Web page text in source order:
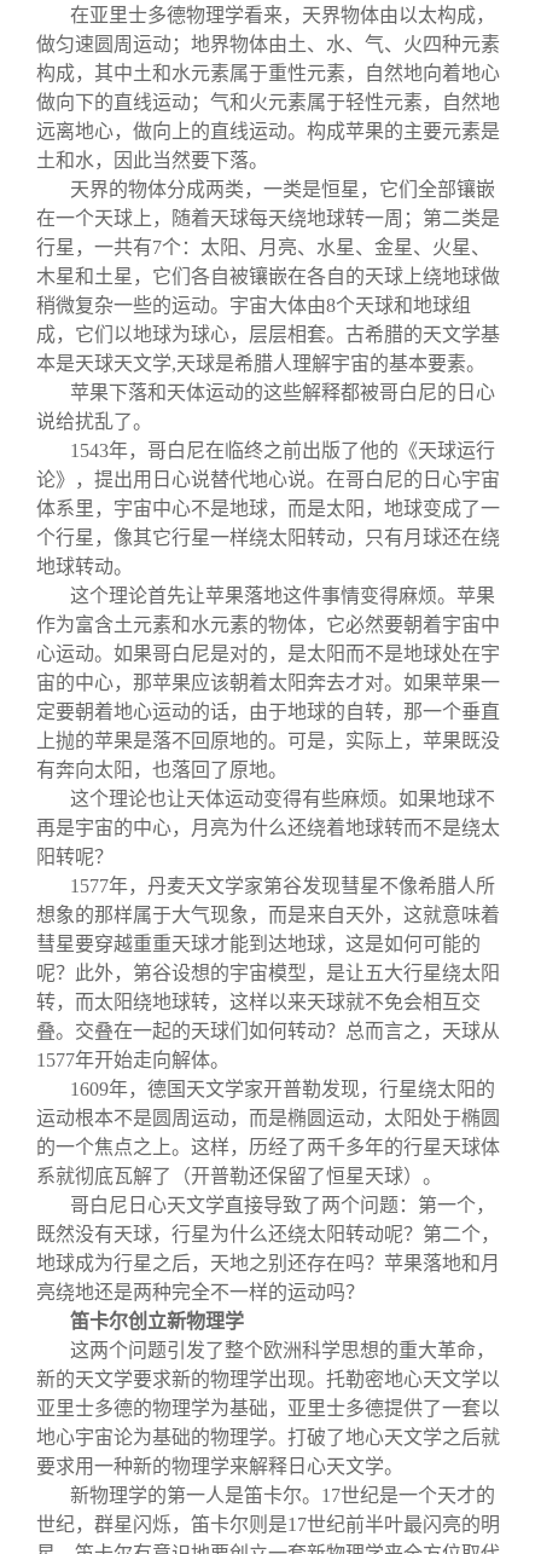
在亚里士多德物理学看来，天界物体由以太构成，
做匀速圆周运动；地界物体由土、水、气、火四种元素
构成，其中土和水元素属于重性元素，自然地向着地心
做向下的直线运动；气和火元素属于轻性元素，自然地
远离地心，做向上的直线运动。构成苹果的主要元素是
土和水，因此当然要下落。
天界的物体分成两类，一类是恒星，它们全部镶嵌
在一个天球上，随着天球每天绕地球转一周；第二类是
行星，一共有7个：太阳、月亮、水星、金星、火星、
木星和土星，它们各自被镶嵌在各自的天球上绕地球做
稍微复杂一些的运动。宇宙大体由8个天球和地球组
成，它们以地球为球心，层层相套。古希腊的天文学基
本是天球天文学,天球是希腊人理解宇宙的基本要素。
苹果下落和天体运动的这些解释都被哥白尼的日心
说给扰乱了。
1543年，哥白尼在临终之前出版了他的《天球运行
论》，提出用日心说替代地心说。在哥白尼的日心宇宙
体系里，宇宙中心不是地球，而是太阳，地球变成了一
个行星，像其它行星一样绕太阳转动，只有月球还在绕
地球转动。
这个理论首先让苹果落地这件事情变得麻烦。苹果
作为富含土元素和水元素的物体，它必然要朝着宇宙中
心运动。如果哥白尼是对的，是太阳而不是地球处在宇
宙的中心，那苹果应该朝着太阳奔去才对。如果苹果一
定要朝着地心运动的话，由于地球的自转，那一个垂直
上抛的苹果是落不回原地的。可是，实际上，苹果既没
有奔向太阳，也落回了原地。
这个理论也让天体运动变得有些麻烦。如果地球不
再是宇宙的中心，月亮为什么还绕着地球转而不是绕太
阳转呢？
1577年，丹麦天文学家第谷发现彗星不像希腊人所
想象的那样属于大气现象，而是来自天外，这就意味着
彗星要穿越重重天球才能到达地球，这是如何可能的
呢？此外，第谷设想的宇宙模型，是让五大行星绕太阳
转，而太阳绕地球转，这样以来天球就不免会相互交
叠。交叠在一起的天球们如何转动？总而言之，天球从
1577年开始走向解体。
1609年，德国天文学家开普勒发现，行星绕太阳的
运动根本不是圆周运动，而是椭圆运动，太阳处于椭圆
的一个焦点之上。这样，历经了两千多年的行星天球体
系就彻底瓦解了（开普勒还保留了恒星天球）。
哥白尼日心天文学直接导致了两个问题：第一个，
既然没有天球，行星为什么还绕太阳转动呢？第二个，
地球成为行星之后，天地之别还存在吗？苹果落地和月
亮绕地还是两种完全不一样的运动吗？
笛卡尔创立新物理学
这两个问题引发了整个欧洲科学思想的重大革命，
新的天文学要求新的物理学出现。托勒密地心天文学以
亚里士多德的物理学为基础，亚里士多德提供了一套以
地心宇宙论为基础的物理学。打破了地心天文学之后就
要求用一种新的物理学来解释日心天文学。
新物理学的第一人是笛卡尔。17世纪是一个天才的
世纪，群星闪烁，笛卡尔则是17世纪前半叶最闪亮的明